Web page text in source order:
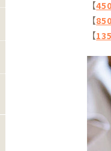
【
【
【